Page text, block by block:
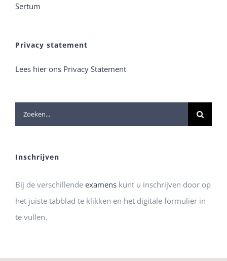
Sertum
Privacy statement
Lees hier ons Privacy Statement
Zoeken
naar:
Inschrijven
Bij de verschillende examens kunt u inschrijven door op
het juiste tabblad te klikken en het digitale formulier in
te vullen.